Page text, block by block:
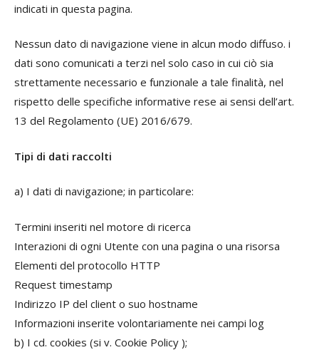
indicati in questa pagina.
Nessun dato di navigazione viene in alcun modo diffuso. i
dati sono comunicati a terzi nel solo caso in cui ciò sia
strettamente necessario e funzionale a tale finalità, nel
rispetto delle specifiche informative rese ai sensi dell’art.
13 del Regolamento (UE) 2016/679.
Tipi di dati raccolti
a) I dati di navigazione; in particolare:
Termini inseriti nel motore di ricerca
Interazioni di ogni Utente con una pagina o una risorsa
Elementi del protocollo HTTP
Request timestamp
Indirizzo IP del client o suo hostname
Informazioni inserite volontariamente nei campi log
b) I cd. cookies (si v. Cookie Policy );